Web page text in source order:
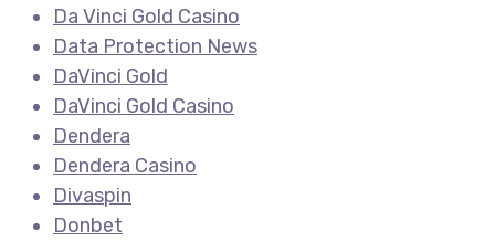
Da Vinci Gold Casino
Data Protection News
DaVinci Gold
DaVinci Gold Casino
Dendera
Dendera Casino
Divaspin
Donbet